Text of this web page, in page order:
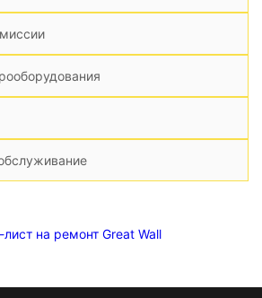
на ремонт Great Wall